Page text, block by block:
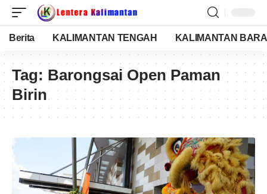
Berita KALIMANTAN TENGAH KALIMANTAN
Tag: Barongsai Open Paman
Birin